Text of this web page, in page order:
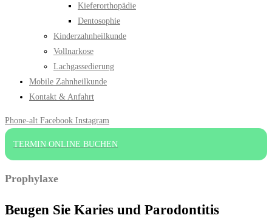
Kieferorthopädie
Dentosophie
Kinderzahnheilkunde
Vollnarkose
Lachgassedierung
Mobile Zahnheilkunde
Kontakt & Anfahrt
Phone-alt Facebook Instagram
TERMIN ONLINE BUCHEN
Prophylaxe
Beugen Sie Karies und Parodontitis